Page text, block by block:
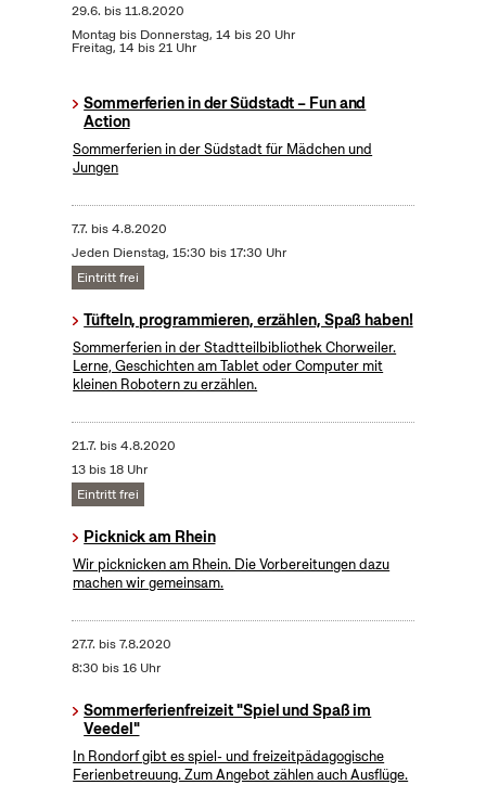
29.6. bis11.8.2020
Montag bis Donnerstag, 14 bis 20 Uhr
Freitag, 14 bis 21 Uhr
Sommerferien in der Südstadt – Fun and
Action
Sommerferien in der Südstadt für Mädchen und
Jungen
7.7. bis4.8.2020
Jeden Dienstag, 15:30 bis 17:30 Uhr
Eintritt frei
Tüfteln, programmieren, erzählen, Spaß haben!
Sommerferien in der Stadtteilbibliothek Chorweiler.
Lerne, Geschichten am Tablet oder Computer mit
kleinen Robotern zu erzählen.
21.7. bis4.8.2020
13 bis 18 Uhr
Eintritt frei
Picknick am Rhein
Wir picknicken am Rhein. Die Vorbereitungen dazu
machen wir gemeinsam.
27.7. bis7.8.2020
8:30 bis 16 Uhr
Sommerferienfreizeit "Spiel und Spaß im
Veedel"
In Rondorf gibt es spiel- und freizeitpädagogische
Ferienbetreuung. Zum Angebot zählen auch Ausflüge.